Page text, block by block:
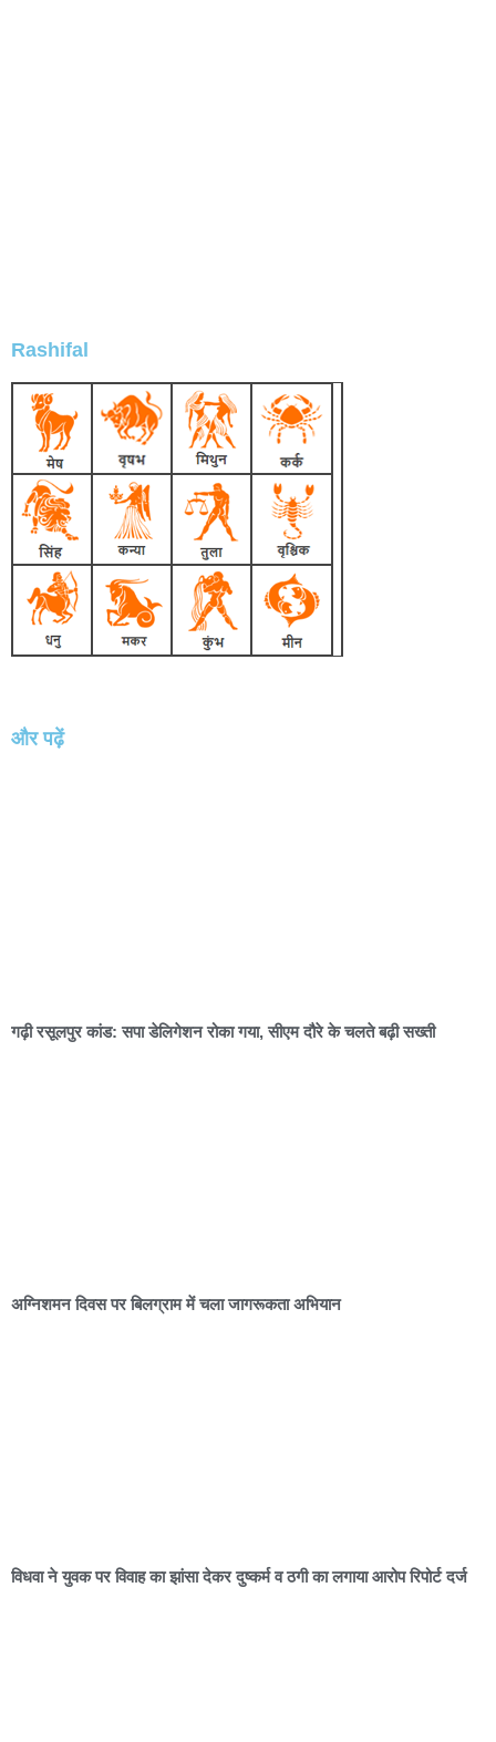
Rashifal
और पढ़ें
गढ़ी रसूलपुर कांड: सपा डेलिगेशन रोका गया, सीएम दौरे के चलते बढ़ी सख्ती
अग्निशमन दिवस पर बिलग्राम में चला जागरूकता अभियान
विधवा ने युवक पर विवाह का झांसा देकर दुष्कर्म व ठगी का लगाया आरोप रिपोर्ट दर्ज